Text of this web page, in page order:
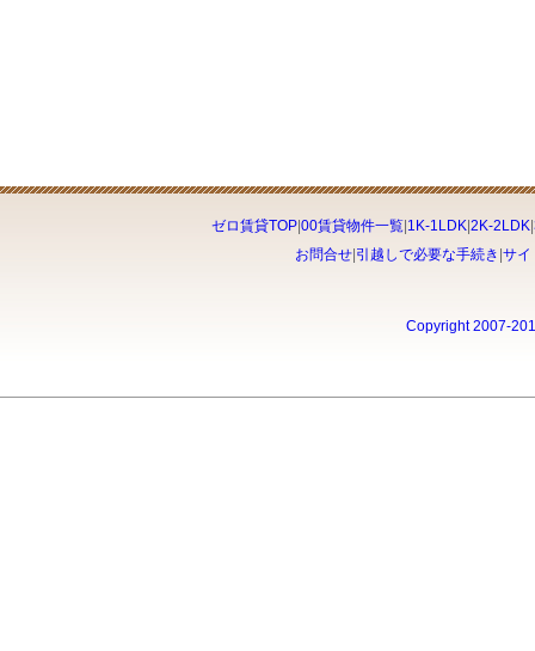
ゼロ賃貸TOP| 00賃貸物件一覧| 1K-1LDK| 2K-2LDK|
お問合せ 引越しで必要な手続き サイ
Copyright 2007-